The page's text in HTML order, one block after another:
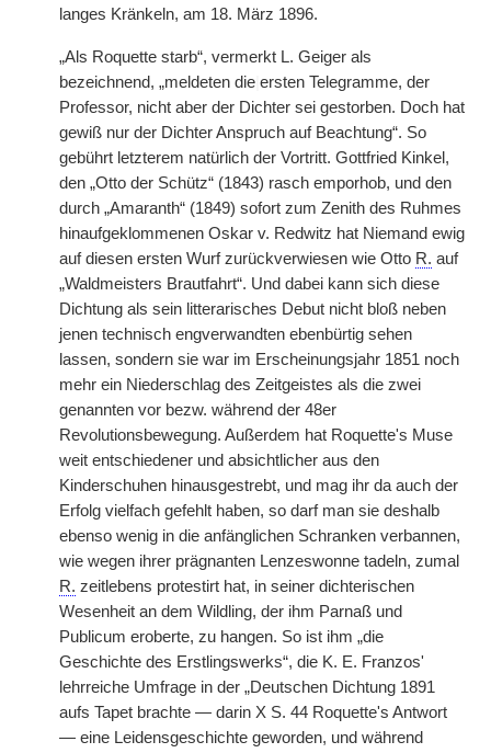
langes Kränkeln, am 18. März 1896.
„Als Roquette starb“, vermerkt L. Geiger als
bezeichnend, „meldeten die ersten Telegramme, der
Professor, nicht aber der Dichter sei gestorben. Doch hat
gewiß nur der Dichter Anspruch auf Beachtung“. So
gebührt letzterem natürlich der Vortritt. Gottfried Kinkel,
den „Otto der Schütz“ (1843) rasch emporhob, und den
durch „Amaranth“ (1849) sofort zum Zenith des Ruhmes
hinaufgeklommenen Oskar v. Redwitz hat Niemand ewig
auf diesen ersten Wurf zurückverwiesen wie Otto R. auf
„Waldmeisters Brautfahrt“. Und dabei kann sich diese
Dichtung als sein litterarisches Debut nicht bloß neben
jenen technisch engverwandten ebenbürtig sehen
lassen, sondern sie war im Erscheinungsjahr 1851 noch
mehr ein Niederschlag des Zeitgeistes als die zwei
genannten vor bezw. während der 48er
Revolutionsbewegung. Außerdem hat Roquette's Muse
weit entschiedener und absichtlicher aus den
Kinderschuhen hinausgestrebt, und mag ihr da auch der
Erfolg vielfach gefehlt haben, so darf man sie deshalb
ebenso wenig in die anfänglichen Schranken verbannen,
wie wegen ihrer prägnanten Lenzeswonne tadeln, zumal
R. zeitlebens protestirt hat, in seiner dichterischen
Wesenheit an dem Wildling, der ihm Parnaß und
Publicum eroberte, zu hangen. So ist ihm „die
Geschichte des Erstlingswerks“, die K. E. Franzos'
lehrreiche Umfrage in der „Deutschen Dichtung 1891
aufs Tapet brachte — darin X S. 44 Roquette's Antwort
— eine Leidensgeschichte geworden, und während